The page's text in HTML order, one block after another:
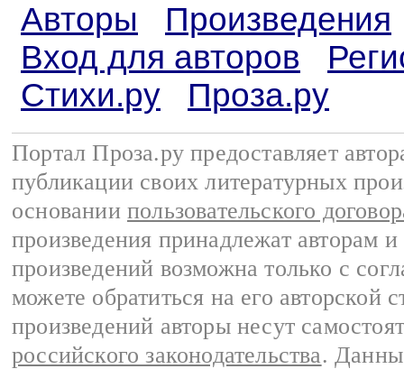
Авторы
Произведения
Вход для авторов
Стихи.ру
Проза.ру
Портал Проза.ру предоставляет
публикации своих литературных
основании пользовательского
произведения принадлежат авторам
произведений возможна только с
можете обратиться на его авторской
произведений авторы несут
российского законодательства.